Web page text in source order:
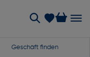
Geschäft finden